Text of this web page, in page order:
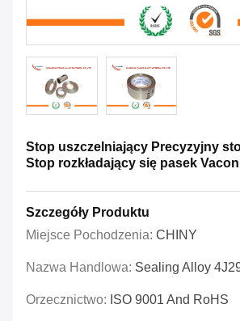
Stop uszczelniający Precyzyjny
Stop rozkładający się pasek
Szczegóły Produktu
Miejsce Pochodzenia: CHINY
Nazwa Handlowa: Sealing Alloy
Orzecznictwo: ISO 9001 And RoHS